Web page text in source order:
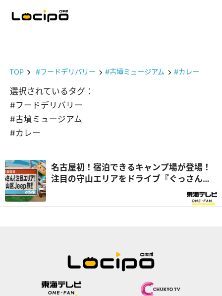
TOP #フードデリバリー #古墳ミュージアム #カレー
選択されているタグ：
#フードデリバリー
#古墳ミュージアム
#カレー
名古屋初！宿泊できるキャンプ場が登場！
注目の守山エリアをドライブ『ぐっさん